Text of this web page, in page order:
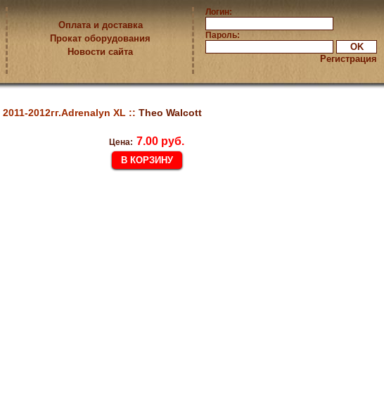
Оплата и доставка
Прокат оборудования
Новости сайта
Логин:
Пароль:
Регистрация
2011-2012гг.Adrenalyn XL :: Theo Walcott
Цена: 7.00 руб.